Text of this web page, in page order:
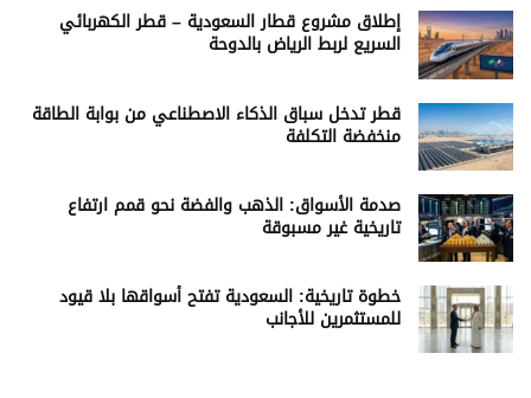
إطلاق مشروع قطار السعودية – قطر الكهربائي
السريع لربط الرياض بالدوحة
قطر تدخل سباق الذكاء الاصطناعي من بوابة الطاقة
منخفضة التكلفة
صدمة الأسواق: الذهب والفضة نحو قمم ارتفاع
تاريخية غير مسبوقة
خطوة تاريخية: السعودية تفتح أسواقها بلا قيود
للمستثمرين للأجانب